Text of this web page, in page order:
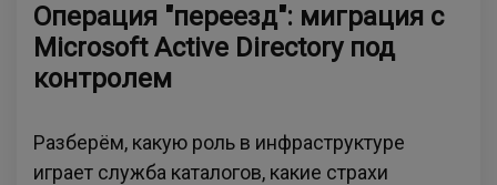
Операция "переезд": миграция с
Microsoft Active Directory под
контролем
Разберём, какую роль в инфраструктуре
играет служба каталогов, какие страхи